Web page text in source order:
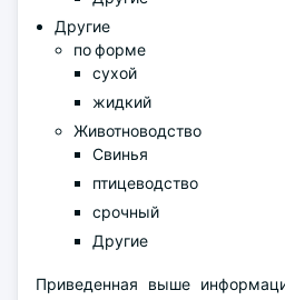
Другие
по форме
сухой
жидкий
Животноводство
Свинья
птицеводство
срочный
Другие
Приведенная выше